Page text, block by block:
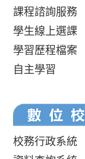
課程諮詢服務
學生線上選課
學習歷程檔案
自主學習
校務行政系統